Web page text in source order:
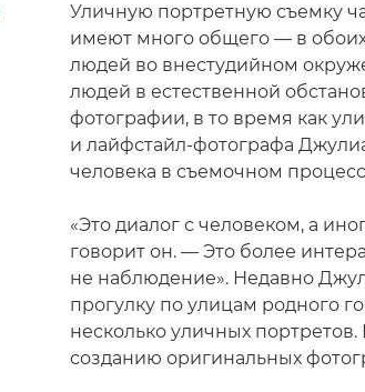
Уличную портретную съемку
имеют много общего — в
людей во внестудийном
людей в естественной
фотографии, в то время как
и лайфстайл-фотографа
человека в съемочном
«Это диалог с человеком, а
говорит он. — Это более
не наблюдение». Недавно
прогулку по улицам родного
несколько уличных портретов.
созданию оригинальных